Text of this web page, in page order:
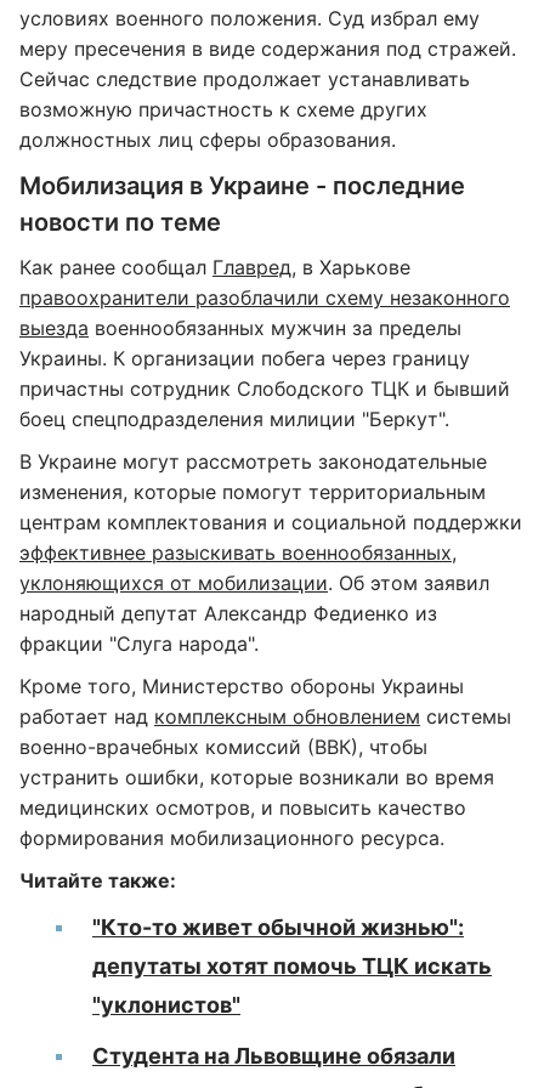
условиях военного положения. Суд избрал ему
меру пресечения в виде содержания под стражей.
Сейчас следствие продолжает устанавливать
возможную причастность к схеме других
должностных лиц сферы образования.
Мобилизация в Украине - последние
новости по теме
Как ранее сообщал Главред, в Харькове
правоохранители разоблачили схему незаконного
выезда военнообязанных мужчин за пределы
Украины. К организации побега через границу
причастны сотрудник Слободского ТЦК и бывший
боец спецподразделения милиции "Беркут".
В Украине могут рассмотреть законодательные
изменения, которые помогут территориальным
центрам комплектования и социальной поддержки
эффективнее разыскивать военнообязанных,
уклоняющихся от мобилизации. Об этом заявил
народный депутат Александр Федиенко из
фракции "Слуга народа".
Кроме того, Министерство обороны Украины
работает над комплексным обновлением системы
военно-врачебных комиссий (ВВК), чтобы
устранить ошибки, которые возникали во время
медицинских осмотров, и повысить качество
формирования мобилизационного ресурса.
Читайте также:
"Кто-то живет обычной жизнью":
депутаты хотят помочь ТЦК искать
"уклонистов"
Студента на Львовщине обязали